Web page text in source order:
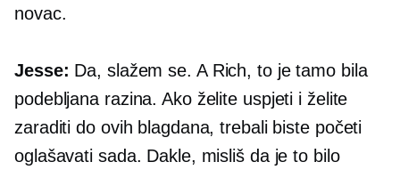
novac.
Jesse: Da, slažem se. A Rich, to je tamo bila
podebljana razina. Ako želite uspjeti i želite
zaraditi do ovih blagdana, trebali biste početi
oglašavati sada. Dakle, misliš da je to bilo